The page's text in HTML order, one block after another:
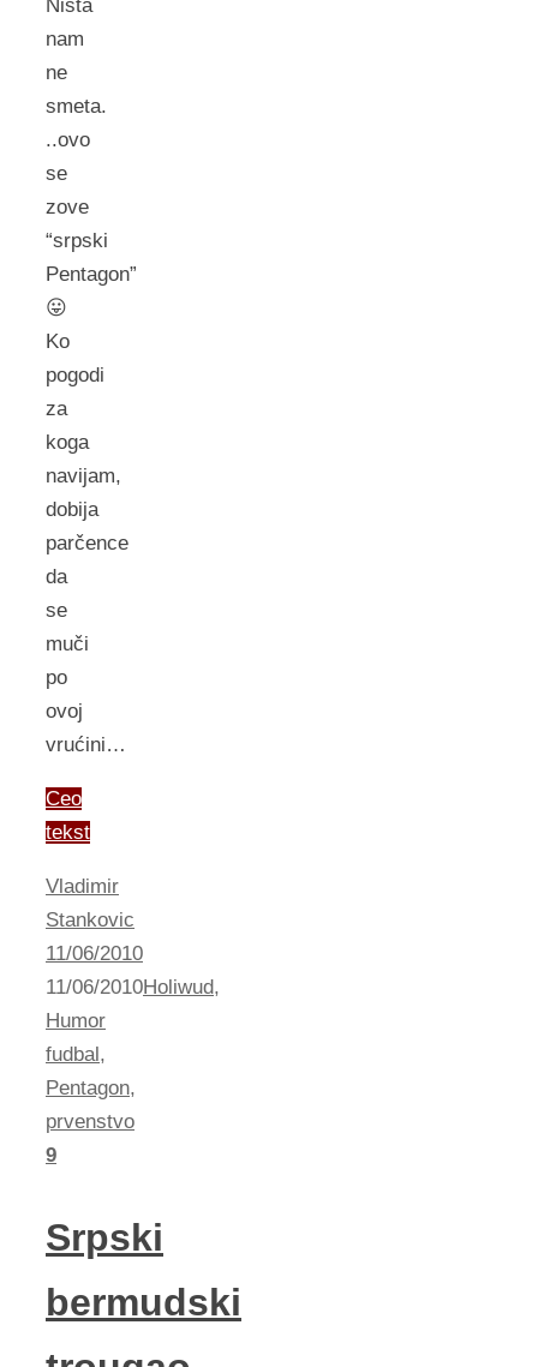
Ništa
nam
ne
smeta.
..ovo
se
zove
“srpski
Pentagon”
😛
Ko
pogodi
za
koga
navijam,
dobija
parčence
da
se
muči
po
ovoj
vrućini…
Ceo
tekst
Vladimir
Stankovic
11/06/2010
11/06/2010Holiwud,
Humor
fudbal,
Pentagon,
prvenstvo
9
Srpski
bermudski